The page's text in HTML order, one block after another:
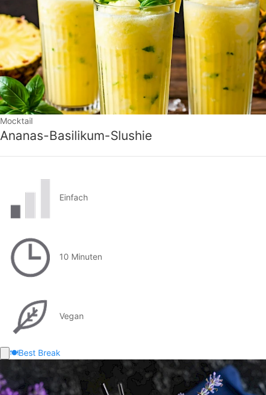
Mocktail
Ananas-Basilikum-Slushie
Einfach
10 Minuten
Vegan
🍽️Best Break